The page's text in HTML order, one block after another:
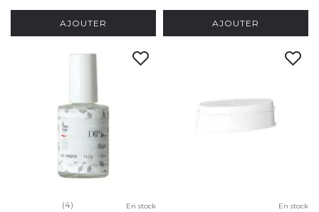
AJOUTER AJOUTER
(4) En stock En stock